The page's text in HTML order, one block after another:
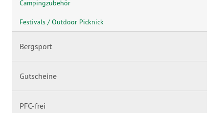
Campingzubehör
Festivals / Outdoor Picknick
Bergsport
Gutscheine
PFC-frei